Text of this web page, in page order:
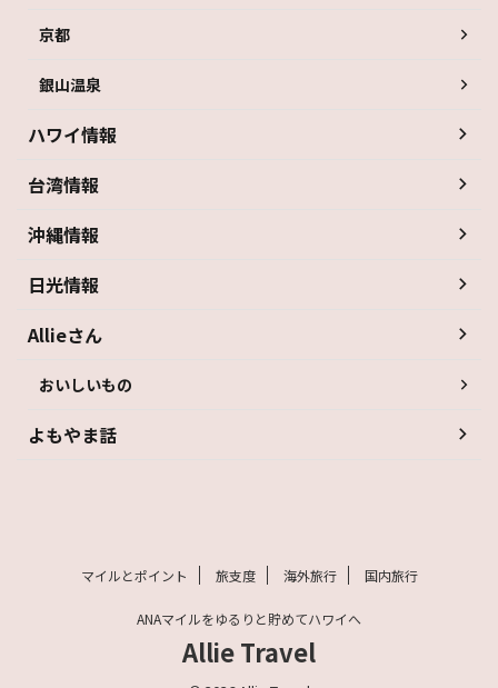
京都
銀山温泉
ハワイ情報
台湾情報
沖縄情報
日光情報
Allieさん
おいしいもの
よもやま話
マイルとポイント 旅支度 海外旅行 国内旅行
ANAマイルをゆるりと貯めてハワイへ
Allie Travel